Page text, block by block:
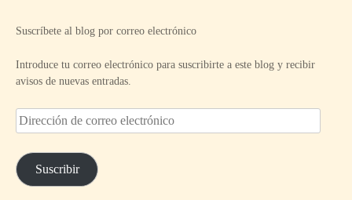
Suscríbete al blog por correo electrónico
Introduce tu correo electrónico para suscribirte a este blog y recibir
avisos de nuevas entradas.
D
i
e
c
Suscribir